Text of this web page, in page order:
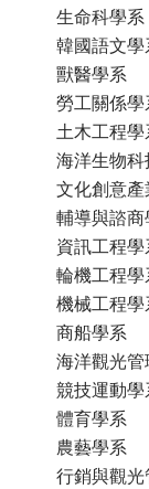
生命科學系
韓國語文學
獸醫學系
勞工關係學
土木工程學
海洋生物
文化創意
輔導與諮商
資訊工程學
輪機工程學
機械工程學
商船學系
海洋觀光
競技運動學
體育學系
農藝學系
行銷與觀